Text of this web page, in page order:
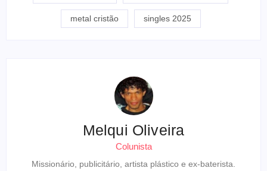
metal cristão singles 2025
Melqui Oliveira
Colunista
Missionário, publicitário, artista plástico e ex-baterista.